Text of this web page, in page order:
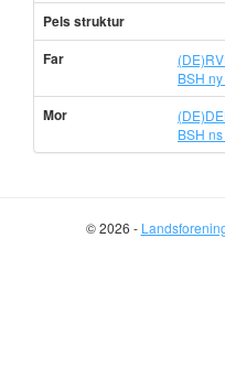
Pels struktur
Far
BSH ny
Mor
BSH
© 2026 -